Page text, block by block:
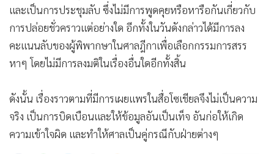
และเป็นการประชุมลับ ซึ่งไม่มีการพูดคุยหรือหารือกันเกี่ยวกับ
การปล่อยชั่วคราวแต่อย่างใด อีกทั้งในวันดังกล่าวได้มีการลง
คะแนนลับของผู้พิพากษาในศาลฎีกาเพื่อเลือกกรรมการสรร
หาๆ โดยไม่มีการลงมติในเรื่องอื่นใดอีกทั้งสิ้น
ดังนั้น เรื่องราวตามที่มีการเผยแพรในสื่อโซเชียลจึงไม่เป็นความ
จริง เป็นการบิดเบือนและให้ข้อมูลอันเป็นเท็จ อันก่อให้เกิด
ความเข้าใจผิด และทำให้ศาลเป็นคู่กรณีกับฝ่ายต่างๆ